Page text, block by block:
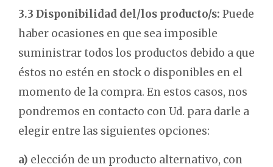
3.3 Disponibilidad del/los producto/s: Puede
haber ocasiones en que sea imposible
suministrar todos los productos debido a que
éstos no estén en stock o disponibles en el
momento de la compra. En estos casos, nos
pondremos en contacto con Ud. para darle a
elegir entre las siguientes opciones:
a) elección de un producto alternativo, con